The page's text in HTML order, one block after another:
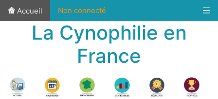
Accueil Non connecté
La Cynophilie en
France